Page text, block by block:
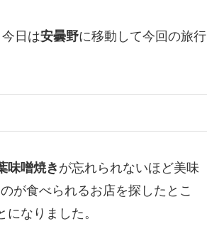
日は安曇野に移動して今回の旅行
味噌焼きが忘れられないほど美味
が食べられるお店を探したとこ
なりました。